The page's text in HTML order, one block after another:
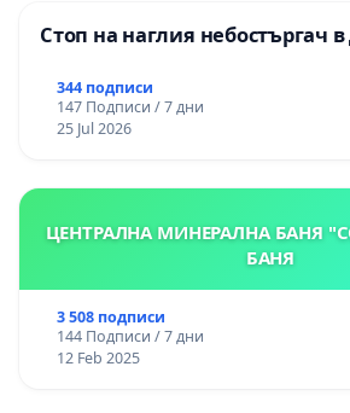
Стоп на наглия небостъргач
344 подписи
147 Подписи / 7 дни
25 Jul 2026
ЦЕНТРАЛНА МИНЕРАЛНА БАНЯ
БАНЯ
3 508 подписи
144 Подписи / 7 дни
12 Feb 2025